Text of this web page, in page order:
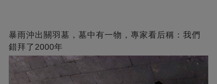
暴雨沖出關羽墓，墓中有一物，專家看后稱：我們
錯拜了2000年